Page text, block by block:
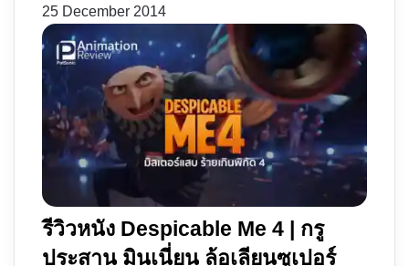
25 December 2014
รีวิวหนัง Despicable Me 4 | กรู
ประสาน มินเนี่ยน ล้อเลียนซูเปอร์